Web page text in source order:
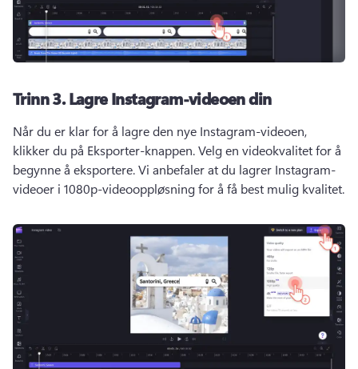
Trinn 3.Lagre Instagram-videoen din
Når du er klar for å lagre den nye Instagram-videoen,
klikker du på Eksporter-knappen. Velg en videokvalitet for å
begynne å eksportere. Vi anbefaler at du lagrer Instagram-